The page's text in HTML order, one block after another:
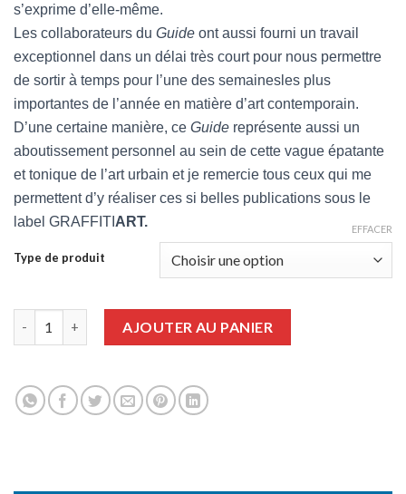
s’exprime d’elle-même.
Les collaborateurs du Guide ont aussi fourni un travail
exceptionnel dans un délai très court pour nous permettre
de sortir à temps pour l’une des semainesles plus
importantes de l’année en matière d’art contemporain.
D’une certaine manière, ce Guide représente aussi un
aboutissement personnel au sein de cette vague épatante
et tonique de l’art urbain et je remercie tous ceux qui me
permettent d’y réaliser ces si belles publications sous le
label GRAFFITI ART.
Type de produit
EFFACER
AJOUTER AU PANIER